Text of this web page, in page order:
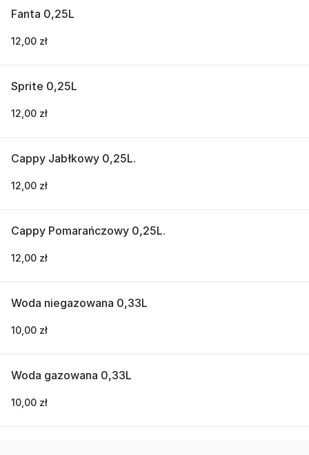
Fanta 0,25L
12,00 zł
Sprite 0,25L
12,00 zł
Cappy Jabłkowy 0,25L.
12,00 zł
Cappy Pomarańczowy 0,25L.
12,00 zł
Woda niegazowana 0,33L
10,00 zł
Woda gazowana 0,33L
10,00 zł